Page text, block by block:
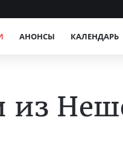
АНОНСЫ КАЛЕНДАРЬ
из